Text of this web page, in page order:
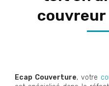
Ecap Couverture, votre